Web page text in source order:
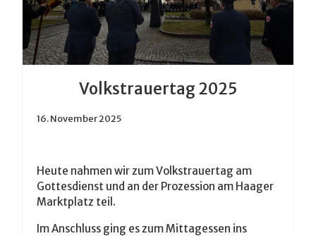
Volkstrauertag 2025
16. November 2025
Heute nahmen wir zum Volkstrauertag am
Gottesdienst und an der Prozession am Haager
Marktplatz teil.
Im Anschluss ging es zum Mittagessen ins